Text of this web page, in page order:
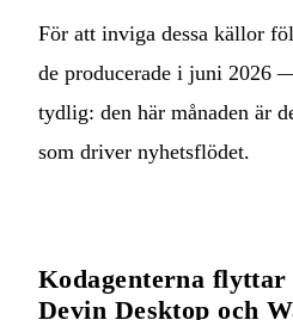
För att inviga dessa källor
de producerade i juni 2026
tydlig: den här månaden är
som driver nyhetsflödet.
Kodagenterna
Devin Desktop och